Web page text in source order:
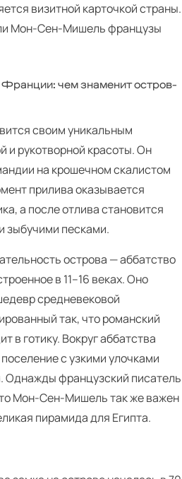
визитной карточкой страны.
Мон-Сен-Мишель французы
чем знаменит остров-
своим уникальным
и рукотворной красоты. Он
на крошечном скалистом
прилива оказывается
а после отлива становится
зыбучими песками.
острова — аббатство
в 11–16 веках. Оно
средневековой
так, что романский
в готику. Вокруг аббатства
с узкими улочками
Однажды французский писатель
Мон-Сен-Мишель так же важен
пирамида для Египта.